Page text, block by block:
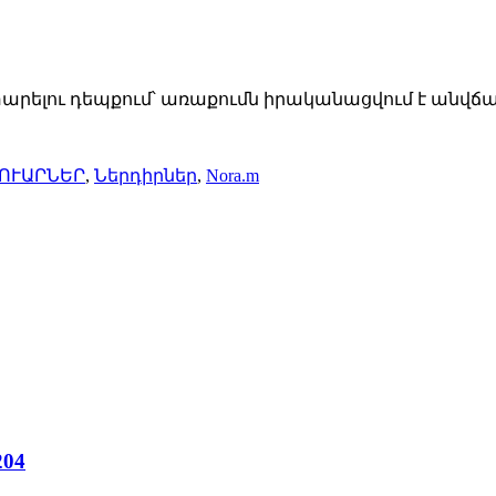
դեպքում՝ առաքումն իրականացվում է
, Ներդիրներ, Nora.m